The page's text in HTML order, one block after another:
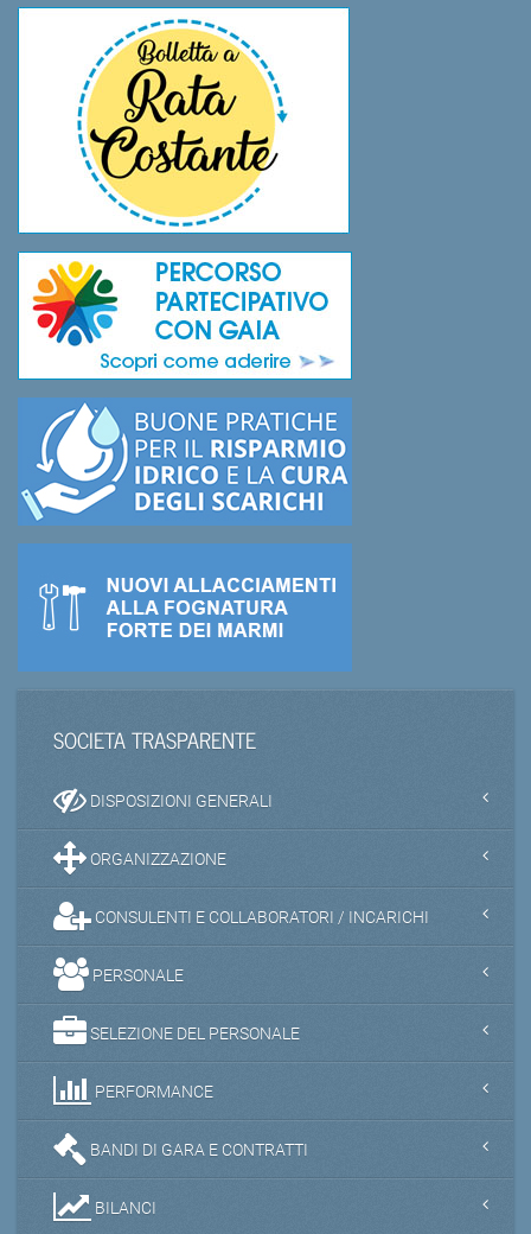
SOCIETA TRASPARENTE
DISPOSIZIONI GENERALI
ORGANIZZAZIONE
CONSULENTI E COLLABORATORI / INCARICHI
PERSONALE
SELEZIONE DEL PERSONALE
PERFORMANCE
BANDI DI GARA E CONTRATTI
BILANCI